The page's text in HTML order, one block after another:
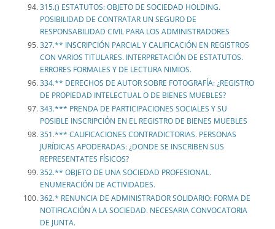
315.() ESTATUTOS: OBJETO DE SOCIEDAD HOLDING.
POSIBILIDAD DE CONTRATAR UN SEGURO DE
RESPONSABILIDAD CIVIL PARA LOS ADMINISTRADORES
327.** INSCRIPCIÓN PARCIAL Y CALIFICACIÓN EN REGISTROS
CON VARIOS TITULARES. INTERPRETACIÓN DE ESTATUTOS.
ERRORES FORMALES Y DE LECTURA NIMIOS.
334.** DERECHOS DE AUTOR SOBRE FOTOGRAFÍA: ¿REGISTRO
DE PROPIEDAD INTELECTUAL O DE BIENES MUEBLES?
343.*** PRENDA DE PARTICIPACIONES SOCIALES Y SU
POSIBLE INSCRIPCIÓN EN EL REGISTRO DE BIENES MUEBLES
351.*** CALIFICACIONES CONTRADICTORIAS. PERSONAS
JURÍDICAS APODERADAS: ¿DONDE SE INSCRIBEN SUS
REPRESENTATES FÍSICOS?
352.** OBJETO DE UNA SOCIEDAD PROFESIONAL.
ENUMERACIÓN DE ACTIVIDADES.
362.* RENUNCIA DE ADMINISTRADOR SOLIDARIO: FORMA DE
NOTIFICACIÓN A LA SOCIEDAD. NECESARIA CONVOCATORIA
DE JUNTA.